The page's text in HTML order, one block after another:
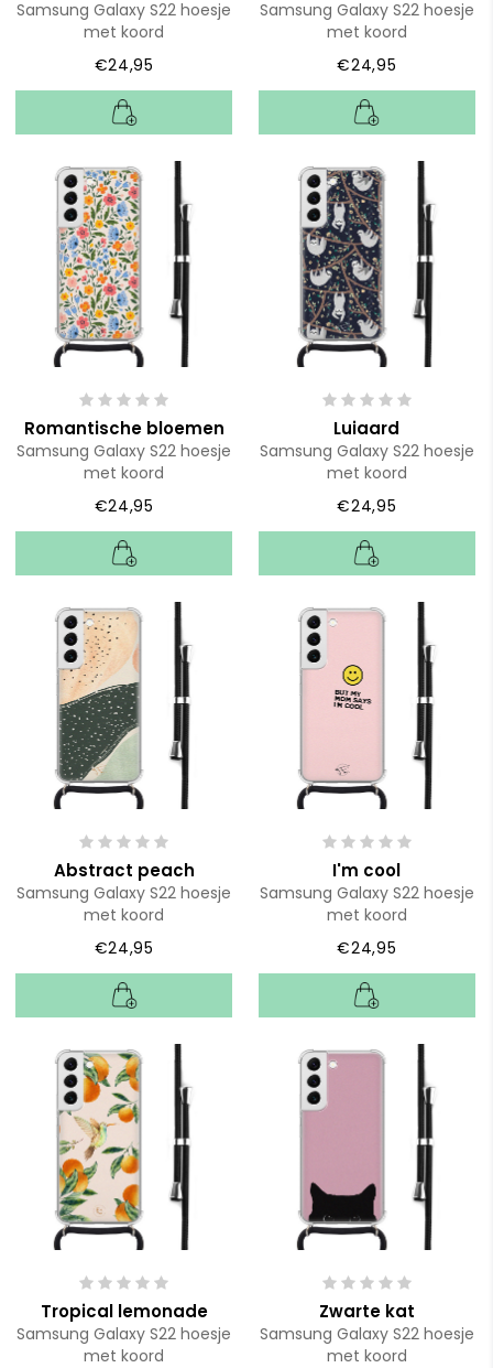
Samsung Galaxy S22 hoesje
met koord
€24,95
Samsung Galaxy S22 hoesje
met koord
€24,95
Romantische bloemen
Samsung Galaxy S22 hoesje
met koord
€24,95
Luiaard
Samsung Galaxy S22 hoesje
met koord
€24,95
Abstract peach
Samsung Galaxy S22 hoesje
met koord
€24,95
I'm cool
Samsung Galaxy S22 hoesje
met koord
€24,95
Tropical lemonade
Samsung Galaxy S22 hoesje
met koord
Zwarte kat
Samsung Galaxy S22 hoesje
met koord